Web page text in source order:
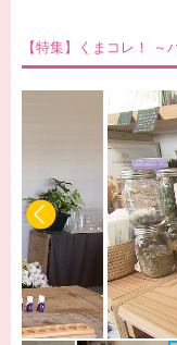
【特集】くまコレ！ ～